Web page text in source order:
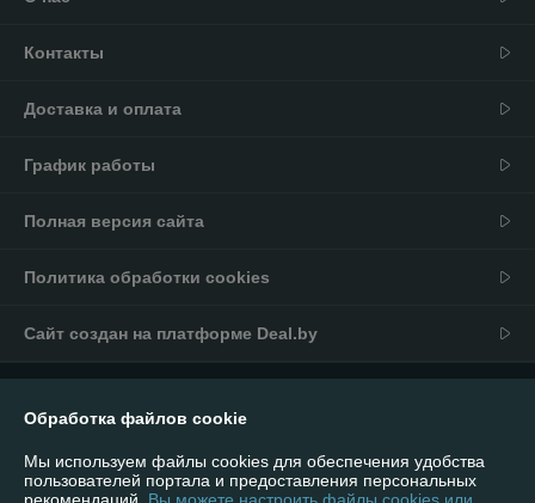
Контакты
Доставка и оплата
График работы
Полная версия сайта
Политика обработки cookies
Сайт создан на платформе Deal.by
«ПлазмаСнабКомплект»
220089, г. Минск, ул. Гурского 37, офис 5Н, комната №18/11
Обработка файлов cookie
Мы используем файлы cookies для обеспечения удобства
пользователей портала и предоставления персональных